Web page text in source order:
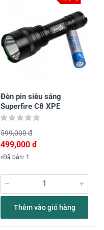
Đèn pin siêu sáng
Superfire C8 XPE
599,000 đ
499,000 đ
Đã bán: 1
Thêm vào giỏ hàng